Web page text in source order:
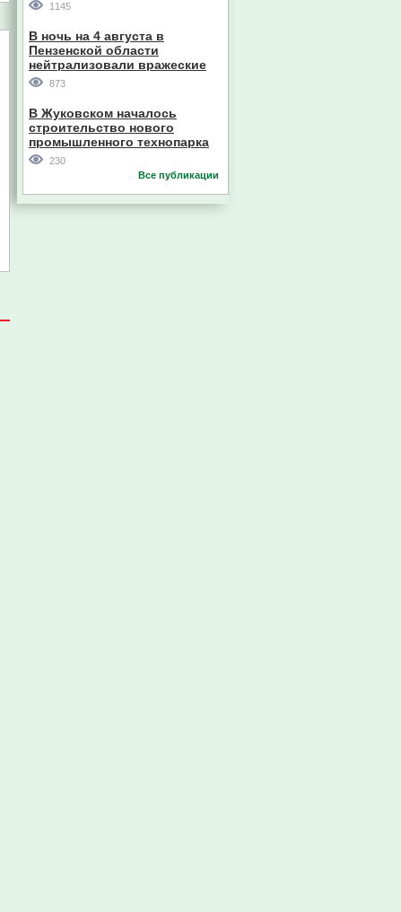
1145
В ночь на 4 августа в
Пензенской области
нейтрализовали вражеские
дроны
873
В Жуковском началось
строительство нового
промышленного технопарка
230
Все публикации